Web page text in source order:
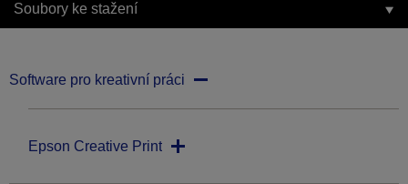
Soubory ke stažení
Software pro kreativní práci
Epson Creative Print